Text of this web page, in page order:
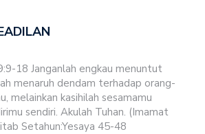
18 Janganlah engkau menuntut
menaruh dendam terhadap orang-
melainkan kasihilah sesamamu
sendiri. Akulah Tuhan. (Imamat
Setahun:Yesaya 45-48